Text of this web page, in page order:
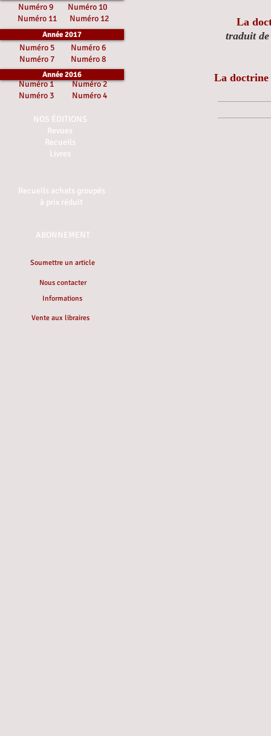
La
traduit
La doctrine
Numéro 9 Numéro 10
Numéro 11 Numéro 12
Année 2017
Numéro 5 Numéro 6
Numéro 7 Numéro 8
Année 2016
Numéro 1Numéro 2
Numéro 3 Numéro 4
NOS ÉDITIONS
Revues
Recueils
Livres
Recueils achats groupés
à prix réduit
ABONNEMENT
Soumettre un article
Nous contacter
Informations
Vente aux libraires